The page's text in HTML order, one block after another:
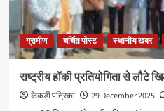
ग्रामीण चर्चित पोस्ट स्थानीय खबर
राष्ट्रीय हॉकी प्रतियोगिता से लौटे
केकड़ी पत्रिका 29 December 2025